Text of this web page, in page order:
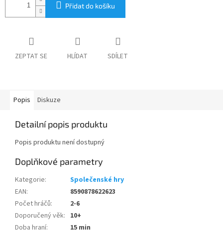
Přidat do košíku
ZEPTAT SE HLÍDAT SDÍLET
Popis Diskuze
Detailní popis produktu
Popis produktu není dostupný
Doplňkové parametry
Kategorie:
Společenské hry
EAN:
8590878622623
Počet hráčů:
2-6
Doporučený věk: 10+
Doba hraní: 15 min